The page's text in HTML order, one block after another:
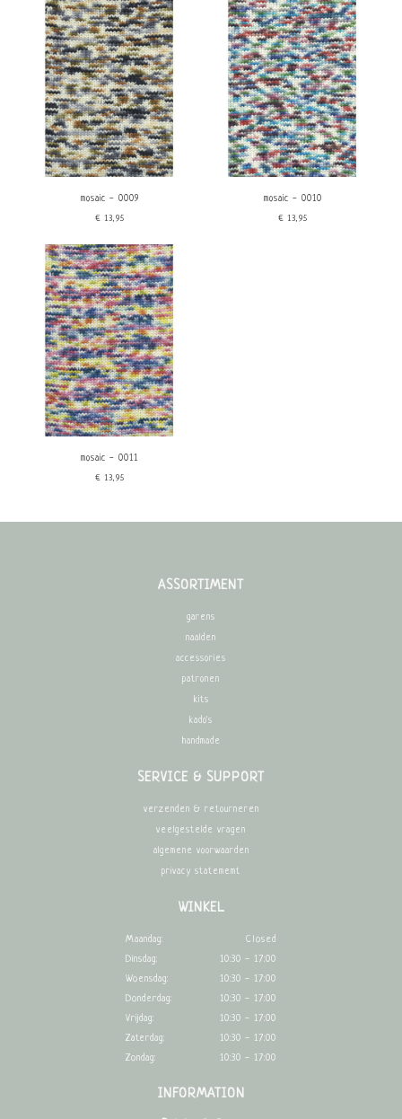
mosaic - 0009
€13,95
mosaic - 0010
€13,95
mosaic - 0011
€13,95
ASSORTIMENT
garens
naalden
accessories
patronen
kits
kado's
handmade
SERVICE & SUPPORT
verzenden & retourneren
veelgestelde vragen
algemene voorwaarden
privacy statememt
WINKEL
Maandag:
Closed
Dinsdag:
10:30 - 17:00
Woensdag:
10:30 - 17:00
Donderdag:
10:30 - 17:00
Vrijdag:
10:30 - 17:00
Zaterdag:
10:30 - 17:00
Zondag:
10:30 - 17:00
INFORMATION